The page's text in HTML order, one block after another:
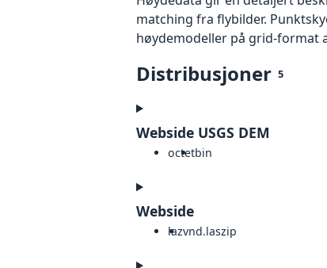
matching fra flybilder.
høydemodeller på grid-format
Distribusjoner 5
Webside USGS DEM
octetbin
Webside
lazvnd.laszip